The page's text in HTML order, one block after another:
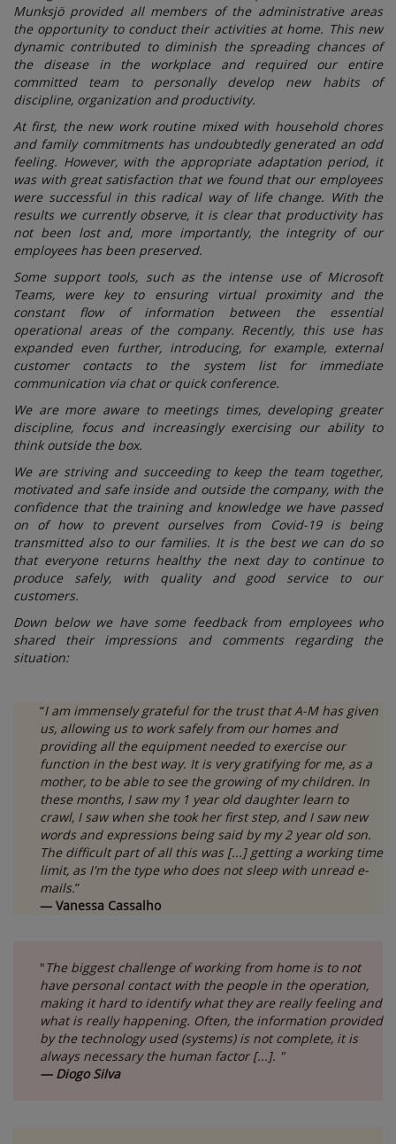
Munksjö provided all members of the administrative areas
the opportunity to conduct their activities at home. This new
dynamic contributed to diminish the spreading chances of
the disease in the workplace and required our entire
committed team to personally develop new habits of
discipline, organization and productivity.
At first, the new work routine mixed with household chores
and family commitments has undoubtedly generated an odd
feeling. However, with the appropriate adaptation period, it
was with great satisfaction that we found that our employees
were successful in this radical way of life change. With the
results we currently observe, it is clear that productivity has
not been lost and, more importantly, the integrity of our
employees has been preserved.
Some support tools, such as the intense use of Microsoft
Teams, were key to ensuring virtual proximity and the
constant flow of information between the essential
operational areas of the company. Recently, this use has
expanded even further, introducing, for example, external
customer contacts to the system list for immediate
communication via chat or quick conference.
We are more aware to meetings times, developing greater
discipline, focus and increasingly exercising our ability to
think outside the box.
We are striving and succeeding to keep the team together,
motivated and safe inside and outside the company, with the
confidence that the training and knowledge we have passed
on of how to prevent ourselves from Covid-19 is being
transmitted also to our families. It is the best we can do so
that everyone returns healthy the next day to continue to
produce safely, with quality and good service to our
customers.
Down below we have some feedback from employees who
shared their impressions and comments regarding the
situation:
“I am immensely grateful for the trust that A-M has given
us, allowing us to work safely from our homes and
providing all the equipment needed to exercise our
function in the best way. It is very gratifying for me, as a
mother, to be able to see the growing of my children. In
these months, I saw my 1 year old daughter learn to
crawl, I saw when she took her first step, and I saw new
words and expressions being said by my 2 year old son.
The difficult part of all this was [...] getting a working time
limit, as I'm the type who does not sleep with unread e-
mails.”
— Vanessa Cassalho
"The biggest challenge of working from home is to not
have personal contact with the people in the operation,
making it hard to identify what they are really feeling and
what is really happening. Often, the information provided
by the technology used (systems) is not complete, it is
always necessary the human factor [...]. "
— Diogo Silva